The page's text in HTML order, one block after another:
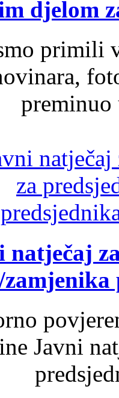
djelom
primili
natječaj
Javni